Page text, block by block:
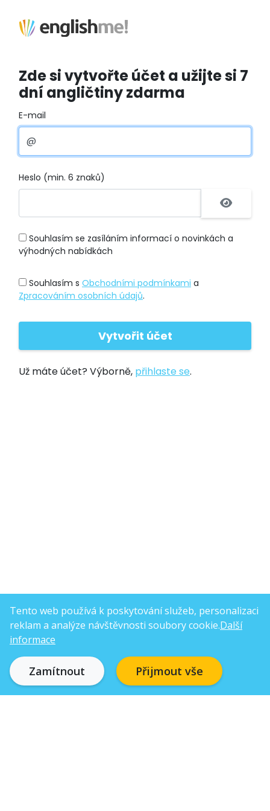
Zde si vytvořte účet a užijte si 7
dní angličtiny zdarma
E-mail
Heslo (min. 6 znaků)
Souhlasím se zasíláním informací o novinkách a
výhodných nabídkách
Souhlasím s Obchodními podmínkami a
Zpracováním osobních údajů.
Už máte účet? Výborně, přihlaste se.
Tento web používá k poskytování služeb, personalizaci
reklam a analýze návštěvnosti soubory cookie.Další
informace
Zamítnout Přijmout vše